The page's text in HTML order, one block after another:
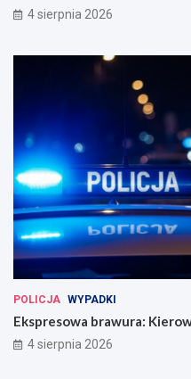
4 sierpnia 2026
POLICJA WYPADKI
Ekspresowa brawura:
4 sierpnia 2026